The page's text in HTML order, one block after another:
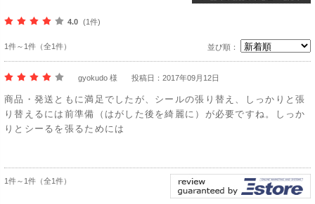
4.0 (1件)
1件～1件（全1件） 並び順：
gyokudo 様 投稿日：2017年09月12日
商品・発送ともに満足でしたが、シールの張り替え、しっかりと張
り替えるには前準備（はがした後を綺麗に）が必要ですね。しっか
りとシーるを張るためには
1件～1件（全1件）